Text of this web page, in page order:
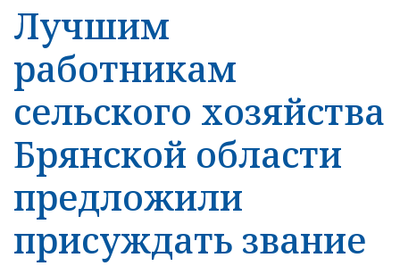
Лучшим
работникам
сельского хозяйства
Брянской области
предложили
присуждать звание